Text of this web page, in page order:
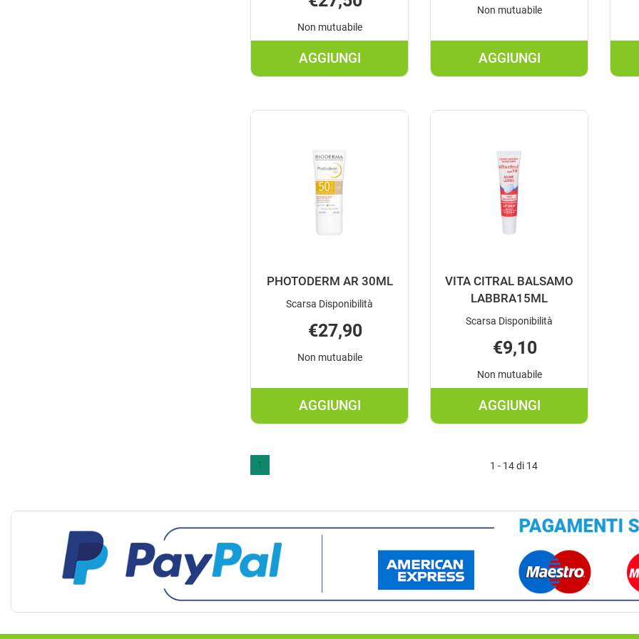
Non mutuabile
AGGIUNGI
AGGIUNGI IDEAL
VISO
CARRELLO
Non mutuabile
AGGIUNGI
AGGIUNGI IDROVEL
150ML AL
PHOTODERM AR 30ML
Scarsa Disponibilità
€27,90
Non mutuabile
AGGIUNGI
AGGIUNGI PHOTODERM
VITA CITRAL BALSAMO
LABBRA15ML
Scarsa Disponibilità
€9,10
Non mutuabile
AGGIUNGI
AGGIUNGI VITA
LABBRA15ML AL
1 1 - 14 di 14